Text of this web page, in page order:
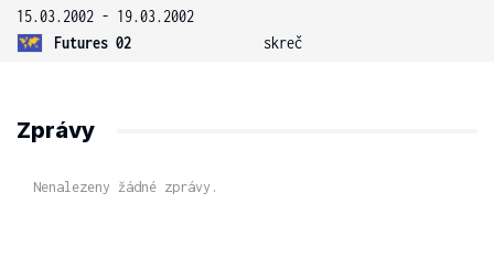
15.03.2002 - 19.03.2002
Futures 02
skreč
Zprávy
Nenalezeny žádné zprávy.